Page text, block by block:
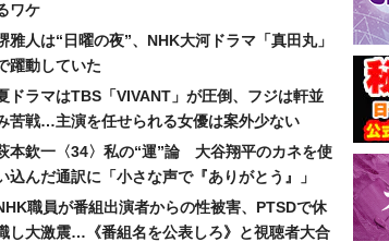
ワケ
雅人は“日曜の夜”、NHK大河ドラマ「真田丸」
躍動していた
ドラマはTBS「VIVANT」が圧倒、フジは軒並
苦戦…主演を任せられる女優は案外少ない
本欽一〈34〉私の“運”論 大谷翔平のカネを使
込んだ通訳に「小さな声で『ありがとう』」
職員が番組出演者からの性被害、PTSDで休
し大激震…《番組名を公表しろ》と視聴者大合